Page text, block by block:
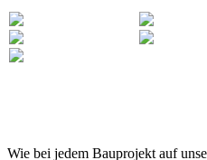
Wie bei jedem Bauprojekt auf